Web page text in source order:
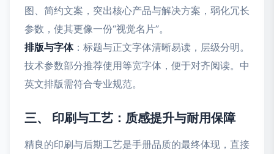
图、简约文案，突出核心产品与解决方案，弱化冗长
参数，使其更像一份“视觉名片”。
排版与字体：标题与正文字体清晰易读，层级分明。
技术参数部分推荐使用等宽字体，便于对齐阅读。中
英文排版需符合专业规范。
三、 印刷与工艺：质感提升与耐用保障
精良的印刷与后期工艺是手册品质的最终体现，直接